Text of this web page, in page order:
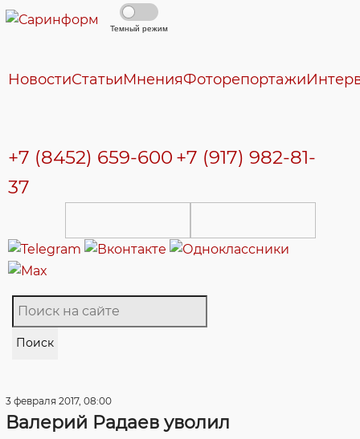
Темный режим
НовостиСтатьиМненияФоторепортажи
+7 (8452) 659-600 +7 (917) 982-81-
37
Поиск
3 февраля 2017, 08:00
Валерий Радаев уволил